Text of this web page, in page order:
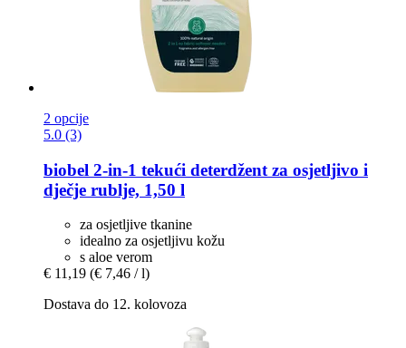
2 opcije
5.0 (3)
biobel 2-​in-​1 tekući deterdžent za osjetljivo i
dječje rublje, 1,50 l
za osjetljive tkanine
idealno za osjetljivu kožu
s aloe verom
€ 11,19 (€ 7,46 / l)
Dostava do 12. kolovoza